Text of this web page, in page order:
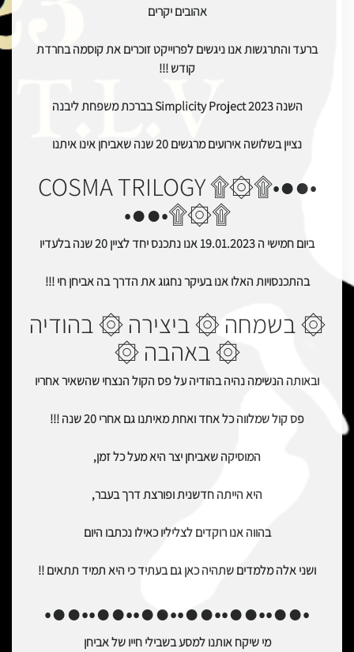
אהובים יקרים
ברעד והתרגשות אנו ניגשים לפרוייקט זוכרים את קוסמה בחרדת
קודש !!!
השנה 2023 Simplicity Project בברכת משפחת ליבנה
נציין בשלושה אירועים מרגשים 20 שנה שאביחן אינו איתנו
•●●•۩۞۩ COSMA TRILOGY
۩۞۩•●●•
ביום חמישי ה 19.01.2023 אנו נתכנס יחד לציין 20 שנה בלעדיו
בהתכנסויות האלו אנו בעיקר נחגוג את הדרך בה אביחן חי !!!
۞ בשמחה ۞ ביצירה ۞ בהודיה
۞ באהבה ۞
ובאותה הנשימה נהיה בהודיה על פס הקול הנצחי שהשאיר אחריו
פס קול שמלווה כל אחד ואחת מאיתנו גם אחרי 20 שנה !!!
המוסיקה שאביחן יצר היא מעל כל זמן,
היא הייתה חדשנית ופורצת דרך בעבר,
בהווה אנו רוקדים לצליליו כאילו נכתבו היום
ושני אלה מלמדים שתהיה כאן גם בעתיד כי היא תמיד תתאים !!
•●●••●●••●●••●●••●●••●●•
מי שיקח אותנו למסע בשבילי חייו של אביחן